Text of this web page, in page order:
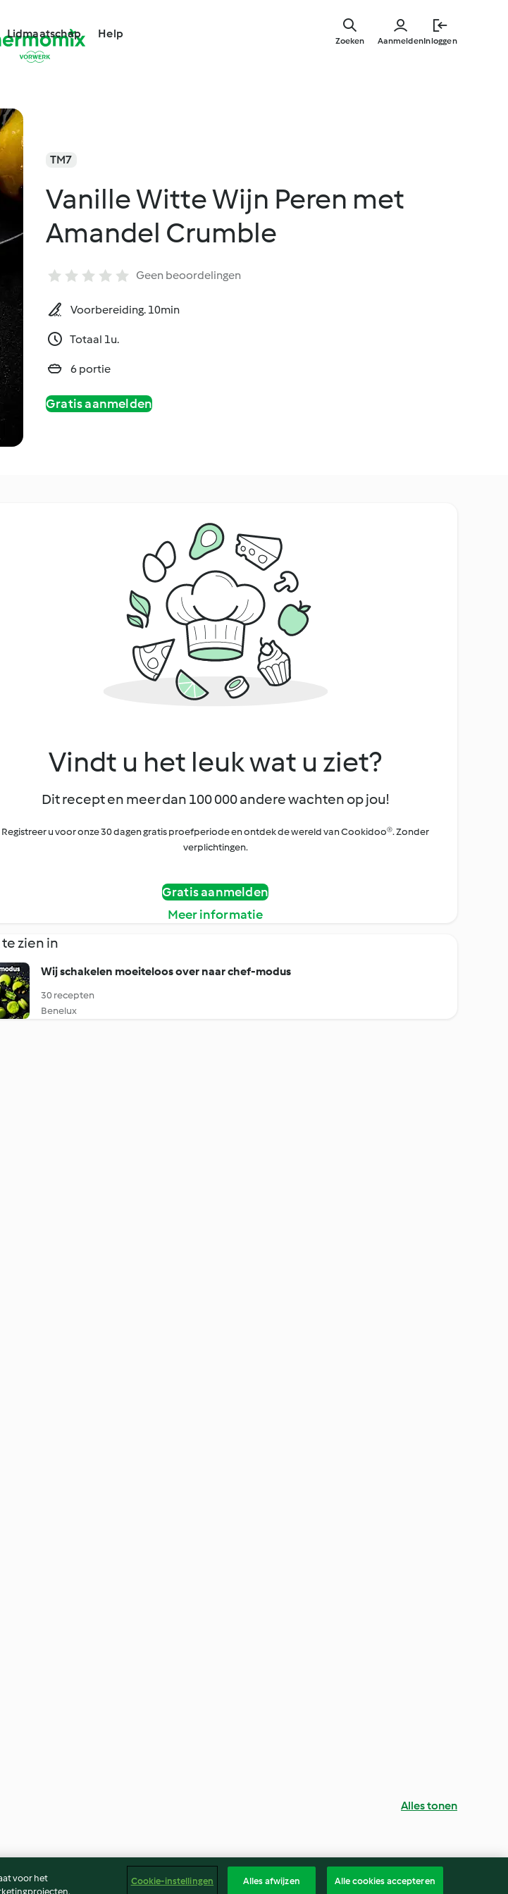
Lidmaatschap Help
AanmeldenInloggen
Zoeken
TM7
Vanille Witte Wijn Peren met
Amandel Crumble
Geen beoordelingen
Voorbereiding. 10min
Totaal 1u.
6 portie
Gratis aanmelden
Vindt u het leuk wat u ziet?
Dit recept en meer dan 100 000 andere wachten op jou!
Registreer u voor onze 30 dagen gratis proefperiode en ontdek de wereld van Cookidoo®. Zonder
verplichtingen.
Gratis aanmelden
Meer informatie
zien in
Wij schakelen moeiteloos over naar chef-modus
30 recepten
Benelux
Alles tonen
voor het
Cookie-instellingen Alles afwijzen Alle cookies accepteren